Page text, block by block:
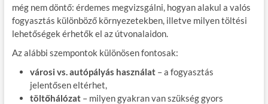
még nem döntő: érdemes megvizsgálni, hogyan alakul a valós
fogyasztás különböző környezetekben, illetve milyen töltési
lehetőségek érhetők el az útvonalaidon.
Az alábbi szempontok különösen fontosak:
városi vs. autópályás használat– a fogyasztás
jelentősen eltérhet,
töltőhálózat– milyen gyakran van szükség gyors